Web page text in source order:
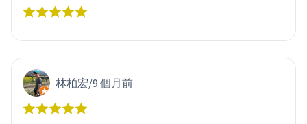
林柏宏/9 個月前